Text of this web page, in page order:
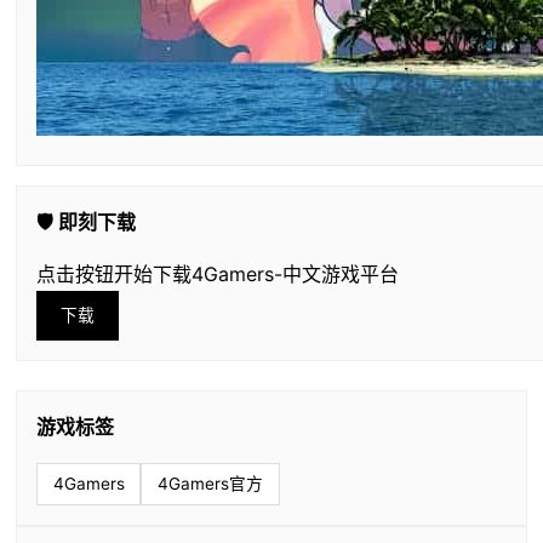
🛡️ 即刻下载
点击按钮开始下载4Gamers-中文游戏平台
下载
游戏标签
4Gamers 4Gamers官方